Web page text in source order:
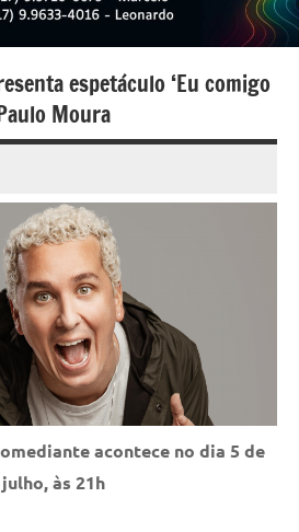
espetáculo ‘Eu comigo
Moura
acontece no dia 5 de
julho, às 21h